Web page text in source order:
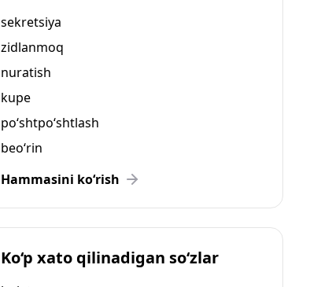
sekretsiya
zidlanmoq
nuratish
kupe
po‘shtpo‘shtlash
beo‘rin
Hammasini ko‘rish
Ko‘p xato qilinadigan so‘zlar